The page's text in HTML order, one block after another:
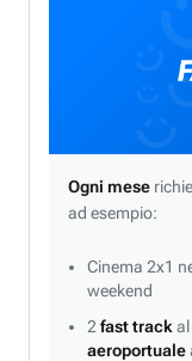
Ogni mese
ad esempio:
Cinema 2x1
weekend
2 fast track al
aeroportuale